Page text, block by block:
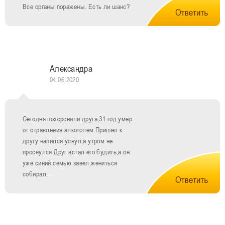
Все органы поражены. Есть ли шанс?
Александра
04.06.2020
Сегодня похоронили друга,31 год умер
от отравления алкоголем.Пришел к
другу напился уснул,а утром не
проснулся.Друг встал его будить,а он
уже синий.семью завел,жениться
собирал…